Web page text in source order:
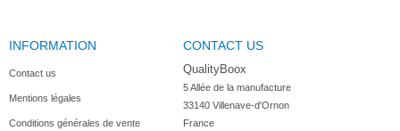
INFORMATION
Contact us
Mentions légales
Conditions générales de vente
CONTACT US
QualityBoox
5 Allée de la manufacture
33140 Villenave-d'Ornon
France